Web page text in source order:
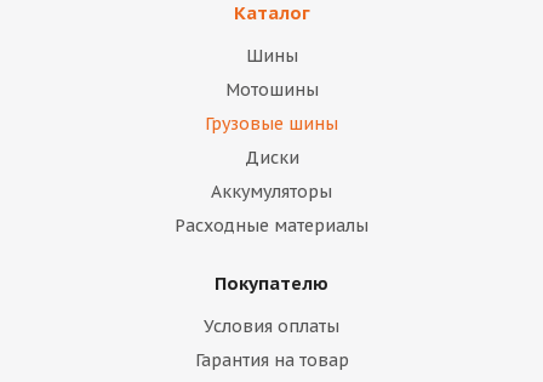
Каталог
Шины
Мотошины
Грузовые шины
Диски
Аккумуляторы
Расходные материалы
Покупателю
Условия оплаты
Гарантия на товар